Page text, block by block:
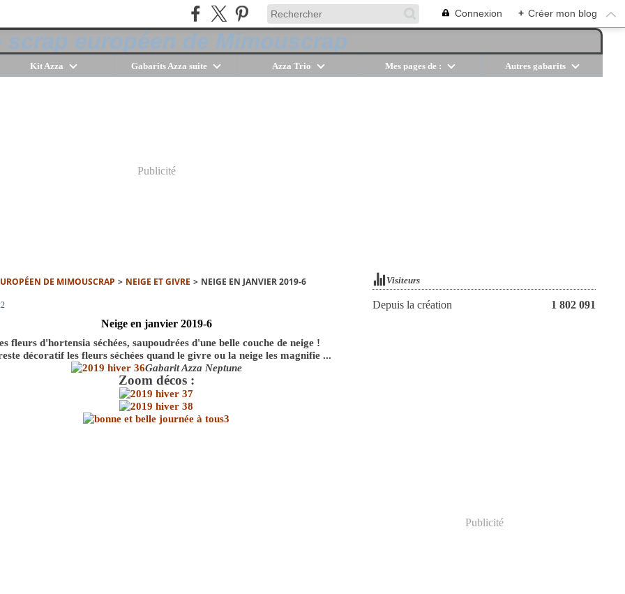
Connexion + Créer mon blog
Kit Azza Gabarits Azza suite Azza Trio Mes pages de : Autres gabarits
Publicité
DE MIMOUSCRAP > NEIGE ET GIVRE > NEIGE EN JANVIER 2019-6
Neige en janvier 2019-6
fleurs d'hortensia séchées, saupoudrées d'une belle couche de neige !
décoratif les fleurs séchées quand le givre ou la neige les magnifie ...
Gabarit Azza Neptune
Zoom décos :
Visiteurs
Depuis la création 1 802 091
Publicité